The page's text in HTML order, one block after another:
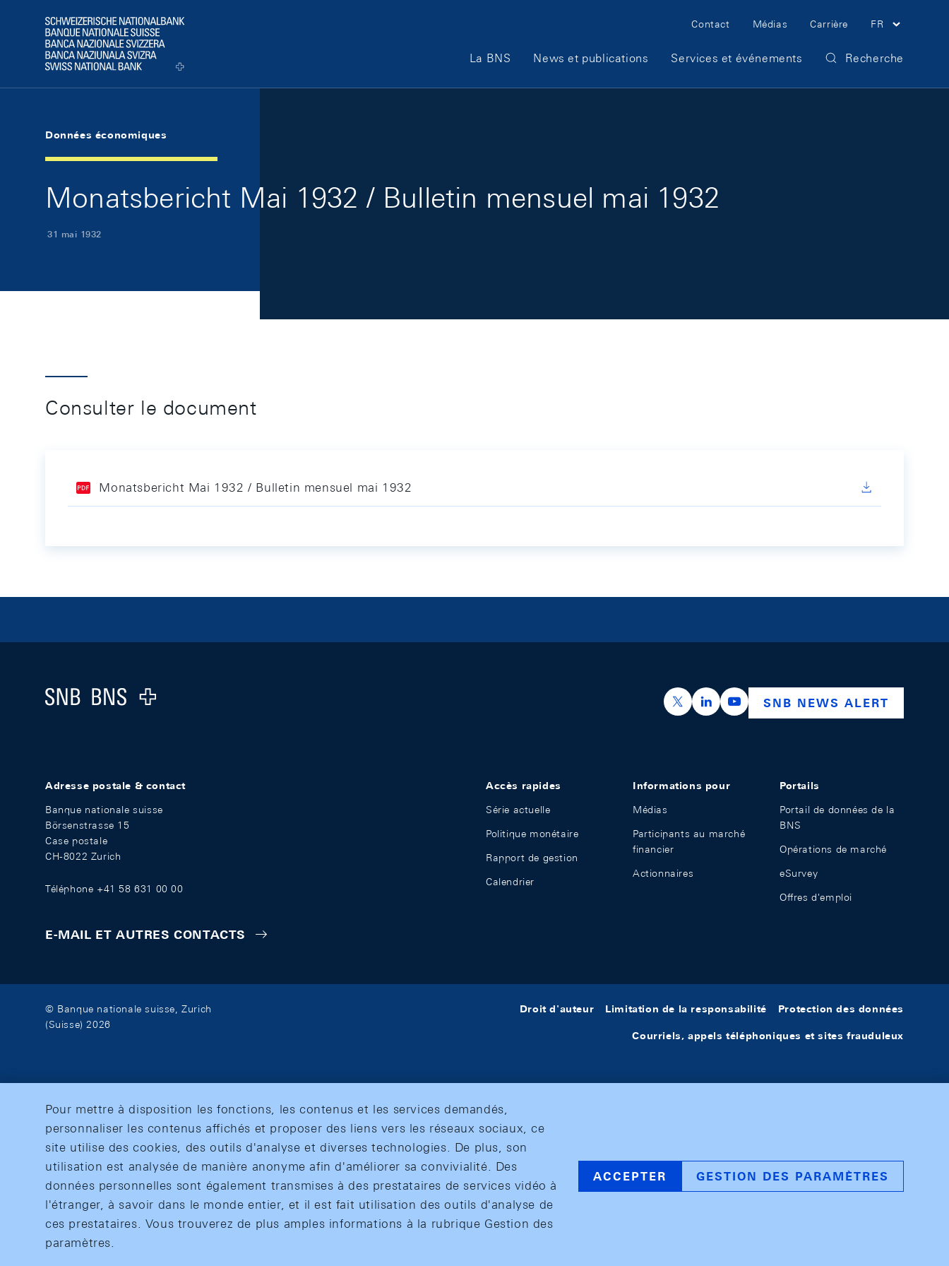
Logo
Meta Navigation
Contact Médias Carrière FR
Main Navigation
La BNS News et publications Services et événements Recherche
Données économiques
Monatsbericht Mai 1932 / Bulletin mensuel mai 1932
31 mai 1932
Consulter le document
Monatsbericht Mai 1932 / Bulletin mensuel mai 1932
Logo
https://x.com/snb_bns
https://ch.linkedin.com/company/swiss-
https://www.youtube.com/
SNB NEWS ALERT
Adresse postale & contact
Banque nationale suisse
Börsenstrasse 15
Case postale
CH-8022 Zurich
Téléphone +41 58 631 00 00
E-MAIL ET AUTRES CONTACTS
Accès rapides
Série actuelle
Politique monétaire
Rapport de gestion
Calendrier
Informations pour
Médias
Participants au marché
financier
Actionnaires
Portails
Portail de données de la
BNS
Opérations de marché
eSurvey
Offres d'emploi
© Banque nationale suisse, Zurich
(Suisse) 2026
Droit d'auteur Limitation de la responsabilité Protection des données
Courriels, appels téléphoniques et sites frauduleux
Pour mettre à disposition les fonctions, les contenus et les services demandés,
personnaliser les contenus affichés et proposer des liens vers les réseaux sociaux, ce
site utilise des cookies, des outils d'analyse et diverses technologies. De plus, son
utilisation est analysée de manière anonyme afin d'améliorer sa convivialité. Des
données personnelles sont également transmises à des prestataires de services vidéo à
l'étranger, à savoir dans le monde entier, et il est fait utilisation des outils d'analyse de
ces prestataires. Vous trouverez de plus amples informations à la rubrique Gestion des
paramètres.
ACCEPTER GESTION DES PARAMÈTRES